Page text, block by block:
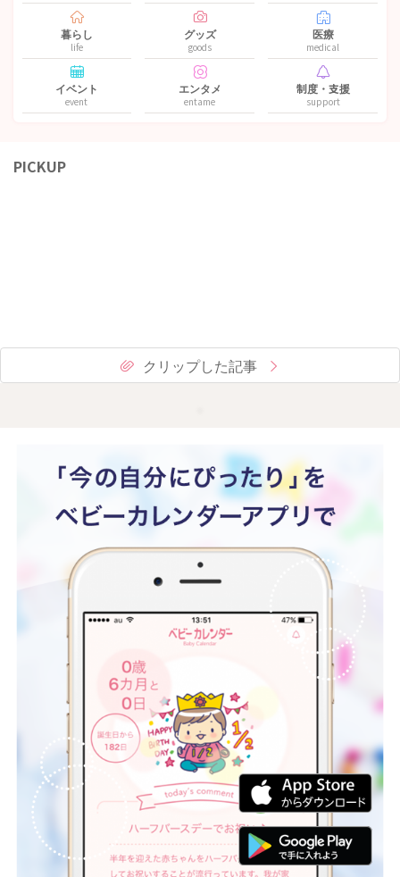
暮らし
life
グッズ
goods
医療
medical
イベント
event
エンタメ
entame
制度・支援
support
PICKUP
クリップした記事